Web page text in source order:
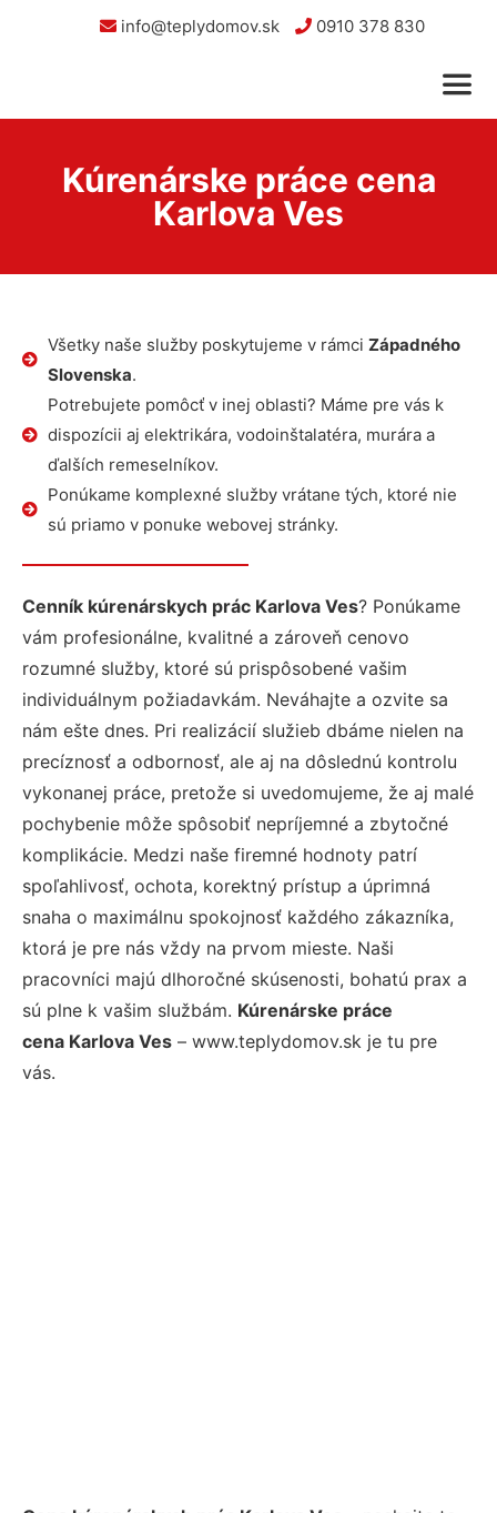
info@teplydomov.sk 0910 378 830
Kúrenárske práce cena
Karlova Ves
Všetky naše služby poskytujeme v rámci Západného
Slovenska.
Potrebujete pomôcť v inej oblasti? Máme pre vás k
dispozícii aj elektrikára, vodoinštalatéra, murára a
ďalších remeselníkov.
Ponúkame komplexné služby vrátane tých, ktoré nie
sú priamo v ponuke webovej stránky.
Cenník kúrenárskych prác Karlova Ves? Ponúkame
vám profesionálne, kvalitné a zároveň cenovo
rozumné služby, ktoré sú prispôsobené vašim
individuálnym požiadavkám. Neváhajte a ozvite sa
nám ešte dnes. Pri realizácií služieb dbáme nielen na
precíznosť a odbornosť, ale aj na dôslednú kontrolu
vykonanej práce, pretože si uvedomujeme, že aj malé
pochybenie môže spôsobiť nepríjemné a zbytočné
komplikácie. Medzi naše firemné hodnoty patrí
spoľahlivosť, ochota, korektný prístup a úprimná
snaha o maximálnu spokojnosť každého zákazníka,
ktorá je pre nás vždy na prvom mieste. Naši
pracovníci majú dlhoročné skúsenosti, bohatú prax a
sú plne k vašim službám. Kúrenárske práce
cena Karlova Ves – www.teplydomov.sk je tu pre
vás.